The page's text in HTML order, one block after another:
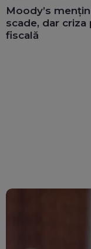
Moody’s
scade, dar
fiscală